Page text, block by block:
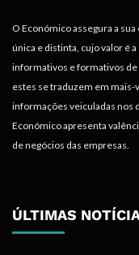
O Económico assegura a
única e distinta, cujo valor é
informativos e formativos
estes se traduzem em mais-
informações veiculadas nos
Económico apresenta
de negócios das empresas.
ÚLTIMAS